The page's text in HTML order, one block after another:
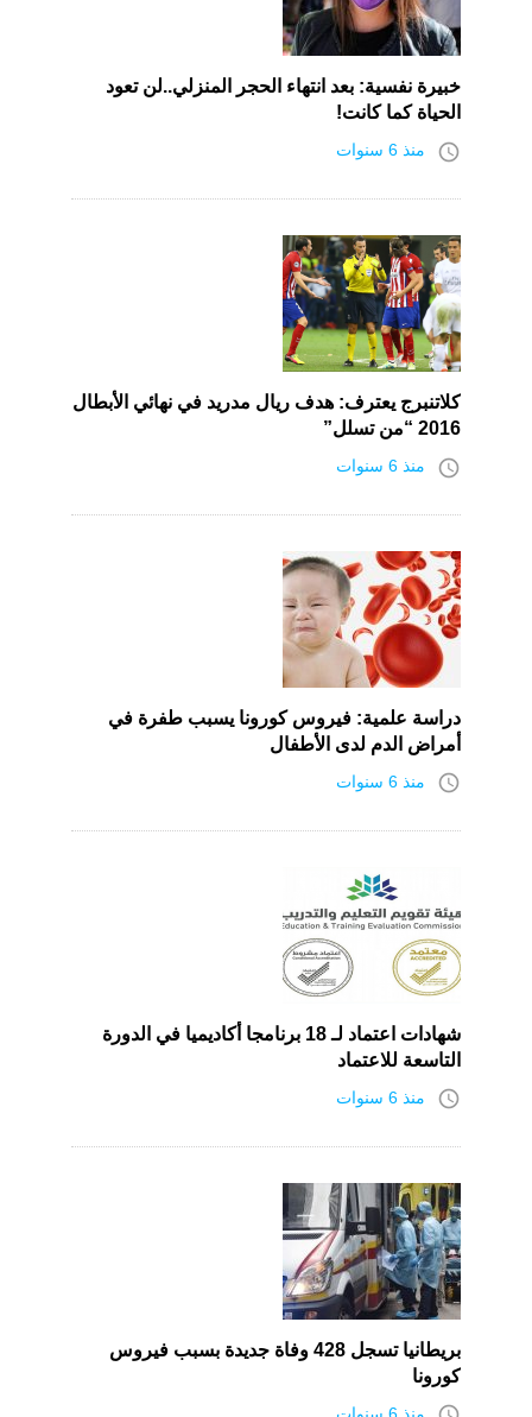
خبيرة نفسية: بعد انتهاء الحجر المنزلي..لن تعود
الحياة كما كانت!
access_time منذ 6 سنوات
كلاتنبرج يعترف: هدف ريال مدريد في نهائي الأبطال
2016 “من تسلل”
access_time منذ 6 سنوات
دراسة علمية: فيروس كورونا يسبب طفرة في
أمراض الدم لدى الأطفال
access_time منذ 6 سنوات
شهادات اعتماد لـ 18 برنامجا أكاديميا في الدورة
التاسعة للاعتماد
access_time منذ 6 سنوات
بريطانيا تسجل 428 وفاة جديدة بسبب فيروس
كورونا